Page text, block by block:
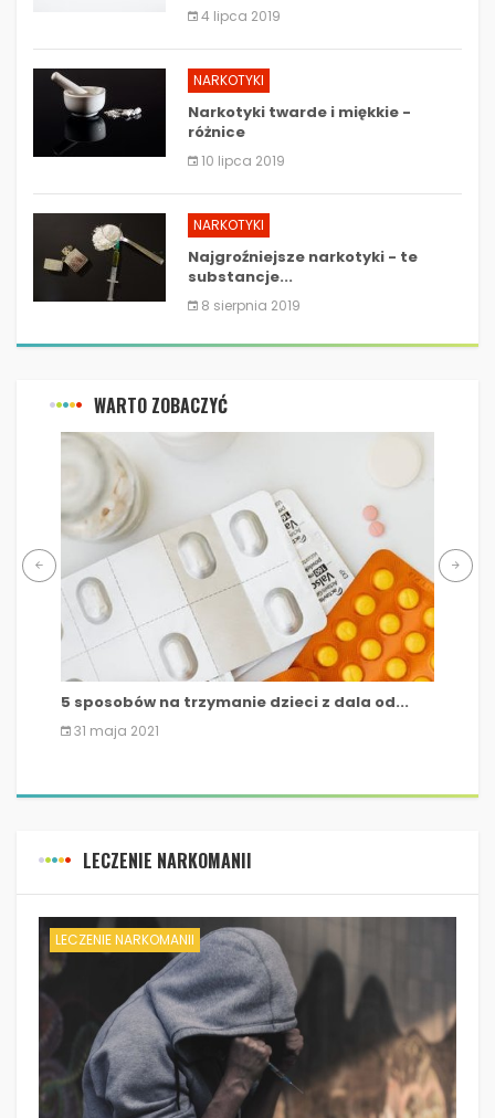
4 lipca 2019
NARKOTYKI
Narkotyki twarde i miękkie -
różnice
10 lipca 2019
NARKOTYKI
Najgroźniejsze narkotyki - te
substancje...
8 sierpnia 2019
WARTO ZOBACZYĆ
5 sposobów na trzymanie dzieci z dala od...
31 maja 2021
LECZENIE NARKOMANII
LECZENIE NARKOMANII